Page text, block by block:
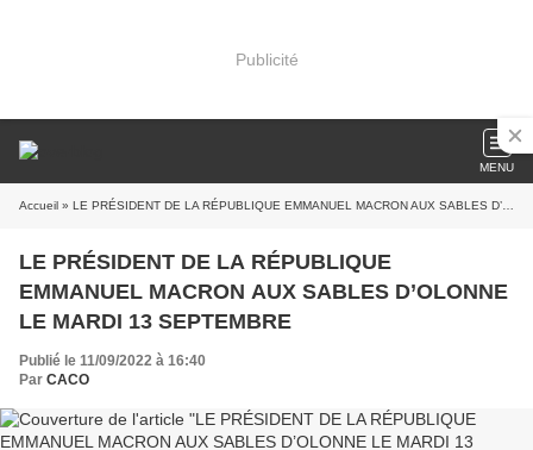
Publicité
MENU
Accueil » LE PRÉSIDENT DE LA RÉPUBLIQUE EMMANUEL MACRON AUX SABLES D’OLONNE LE MARDI 13 SEPTEMBRE
LE PRÉSIDENT DE LA RÉPUBLIQUE
EMMANUEL MACRON AUX SABLES D’OLONNE
LE MARDI 13 SEPTEMBRE
Publié le 11/09/2022 à 16:40
Par CACO